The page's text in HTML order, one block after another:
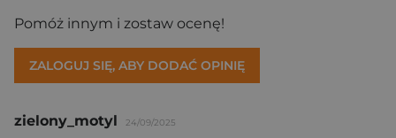
Pomóż innym i zostaw ocenę!
ZALOGUJ SIĘ, ABY DODAĆ OPINIĘ
zielony_motyl 24/09/2025